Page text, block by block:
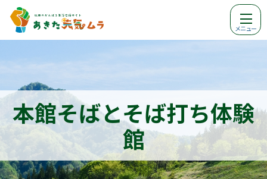
メニュー
本館そばとそば打ち体験
館